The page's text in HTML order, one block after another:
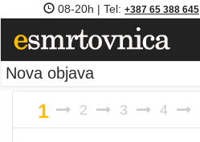
08-20h | Tel: +387 65 388 645
Nova objava
1 2 3 4